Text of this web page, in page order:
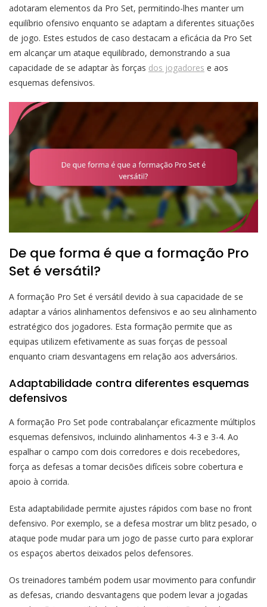
adotaram elementos da Pro Set, permitindo-lhes manter um
equilíbrio ofensivo enquanto se adaptam a diferentes situações
de jogo. Estes estudos de caso destacam a eficácia da Pro Set
em alcançar um ataque equilibrado, demonstrando a sua
capacidade de se adaptar às forças dos jogadores e aos
esquemas defensivos.
De que forma é que a formação Pro
Set é versátil?
A formação Pro Set é versátil devido à sua capacidade de se
adaptar a vários alinhamentos defensivos e ao seu alinhamento
estratégico dos jogadores. Esta formação permite que as
equipas utilizem efetivamente as suas forças de pessoal
enquanto criam desvantagens em relação aos adversários.
Adaptabilidade contra diferentes esquemas
defensivos
A formação Pro Set pode contrabalançar eficazmente múltiplos
esquemas defensivos, incluindo alinhamentos 4-3 e 3-4. Ao
espalhar o campo com dois corredores e dois recebedores,
força as defesas a tomar decisões difíceis sobre cobertura e
apoio à corrida.
Esta adaptabilidade permite ajustes rápidos com base no front
defensivo. Por exemplo, se a defesa mostrar um blitz pesado, o
ataque pode mudar para um jogo de passe curto para explorar
os espaços abertos deixados pelos defensores.
Os treinadores também podem usar movimento para confundir
as defesas, criando desvantagens que podem levar a jogadas